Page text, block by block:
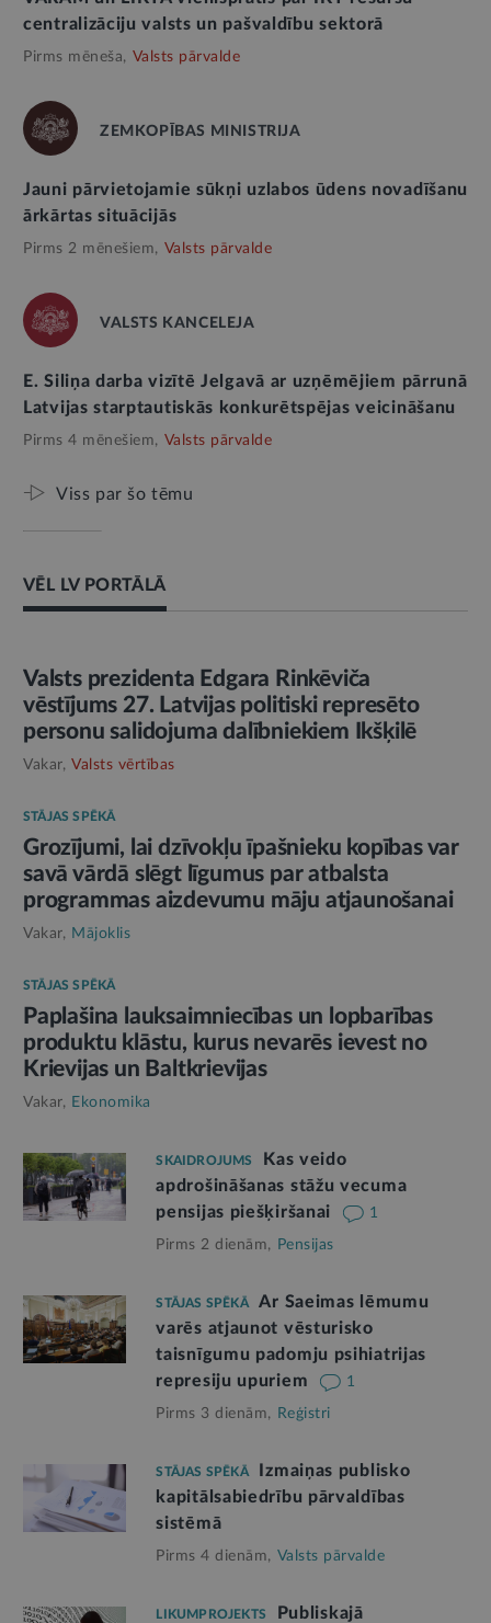
centralizāciju valsts un pašvaldību sektorā
Pirms mēneša, Valsts pārvalde
ZEMKOPĪBAS MINISTRIJA
Jauni pārvietojamie sūkņi uzlabos ūdens novadīšanu
ārkārtas situācijās
Pirms 2 mēnešiem, Valsts pārvalde
VALSTS KANCELEJA
E. Siliņa darba vizītē Jelgavā ar uzņēmējiem pārrunā
Latvijas starptautiskās konkurētspējas veicināšanu
Pirms 4 mēnešiem, Valsts pārvalde
Viss par šo tēmu
VĒL LV PORTĀLĀ
AMATPERSONAS RUNA
Valsts prezidenta Edgara Rinkēviča
vēstījums 27. Latvijas politiski represēto
personu salidojuma dalībniekiem Ikšķilē
Vakar, Valsts vērtības
STĀJAS SPĒKĀ
Grozījumi, lai dzīvokļu īpašnieku kopības var
savā vārdā slēgt līgumus par atbalsta
programmas aizdevumu māju atjaunošanai
Vakar, Mājoklis
STĀJAS SPĒKĀ
Paplašina lauksaimniecības un lopbarības
produktu klāstu, kurus nevarēs ievest no
Krievijas un Baltkrievijas
Vakar, Ekonomika
SKAIDROJUMS
Kas veido
apdrošināšanas stāžu vecuma
pensijas piešķiršanai
1
Pirms 2 dienām, Pensijas
STĀJAS SPĒKĀ
Ar Saeimas lēmumu
varēs atjaunot vēsturisko
taisnīgumu padomju psihiatrijas
represiju upuriem
1
Pirms 3 dienām, Reģistri
STĀJAS SPĒKĀ
Izmaiņas publisko
kapitālsabiedrību pārvaldības
sistēmā
Pirms 4 dienām, Valsts pārvalde
LIKUMPROJEKTS
Publiskajā